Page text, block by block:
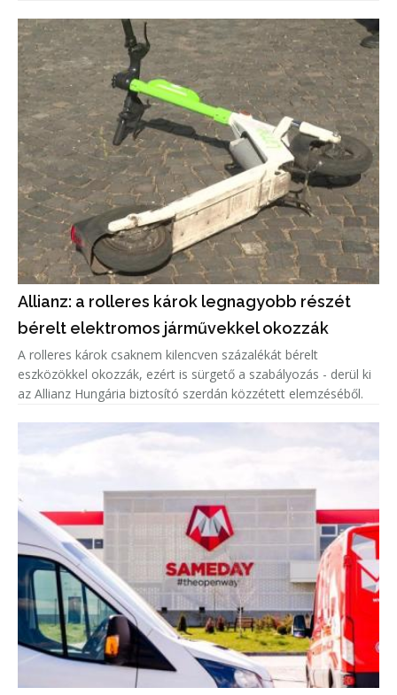
Allianz: a rolleres károk legnagyobb részét
bérelt elektromos járművekkel okozzák
A rolleres károk csaknem kilencven százalékát bérelt
eszközökkel okozzák, ezért is sürgető a szabályozás - derül ki
az Allianz Hungária biztosító szerdán közzétett elemzéséből.